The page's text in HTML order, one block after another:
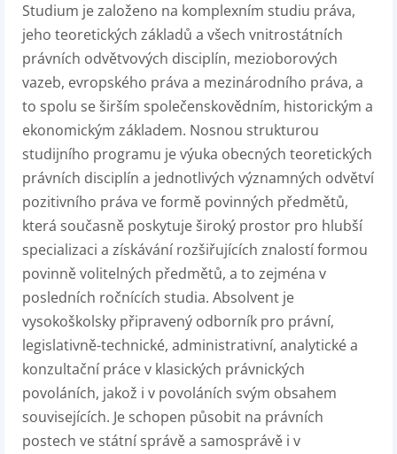
Studium je založeno na komplexním studiu práva,
jeho teoretických základů a všech vnitrostátních
právních odvětvových disciplín, mezioborových
vazeb, evropského práva a mezinárodního práva, a
to spolu se širším společenskovědním, historickým a
ekonomickým základem. Nosnou strukturou
studijního programu je výuka obecných teoretických
právních disciplín a jednotlivých významných odvětví
pozitivního práva ve formě povinných předmětů,
která současně poskytuje široký prostor pro hlubší
specializaci a získávání rozšiřujících znalostí formou
povinně volitelných předmětů, a to zejména v
posledních ročnících studia. Absolvent je
vysokoškolsky připravený odborník pro právní,
legislativně-technické, administrativní, analytické a
konzultační práce v klasických právnických
povoláních, jakož i v povoláních svým obsahem
souvisejících. Je schopen působit na právních
postech ve státní správě a samosprávě i v